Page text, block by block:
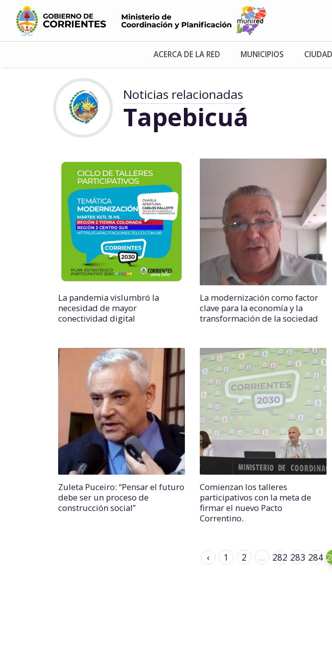
ACERCA DE LA RED MUNICIPIOS
Noticias relacionadas
Tapebicuá
La pandemia vislumbró la
necesidad de mayor
conectividad digital
La modernización como factor
clave para la economía y la
transformación de la sociedad
Zuleta Puceiro: “Pensar el futuro
debe ser un proceso de
construcción social”
Comienzan los talleres
participativos con la meta de
firmar el nuevo Pacto
Correntino.
‹ 1 2 ... 282 283 284